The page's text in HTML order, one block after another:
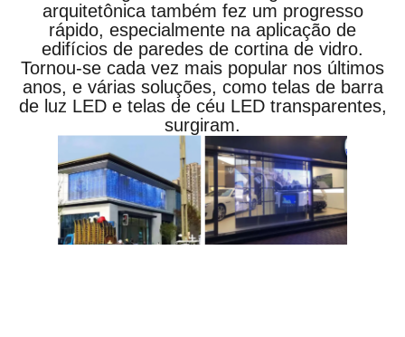
arquitetônica também fez um progresso
rápido, especialmente na aplicação de
edifícios de paredes de cortina de vidro.
Tornou-se cada vez mais popular nos últimos
anos, e várias soluções, como telas de barra
de luz LED e telas de céu LED transparentes,
surgiram.